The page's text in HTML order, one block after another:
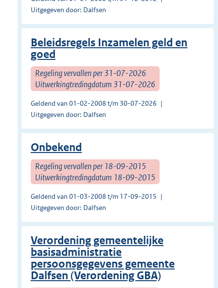
Uitgegeven door: Dalfsen
Beleidsregels Inzamelen geld en
goed
Regeling vervallen per 31-07-2026
Uitwerkingtredingdatum 31-07-2026
Geldend van 01-02-2008 t/m 30-07-2026
Uitgegeven door: Dalfsen
Onbekend
Regeling vervallen per 18-09-2015
Uitwerkingtredingdatum 18-09-2015
Geldend van 01-03-2008 t/m 17-09-2015
Uitgegeven door: Dalfsen
Verordening gemeentelijke
basisadministratie
persoonsgegevens gemeente
Dalfsen (Verordening GBA)